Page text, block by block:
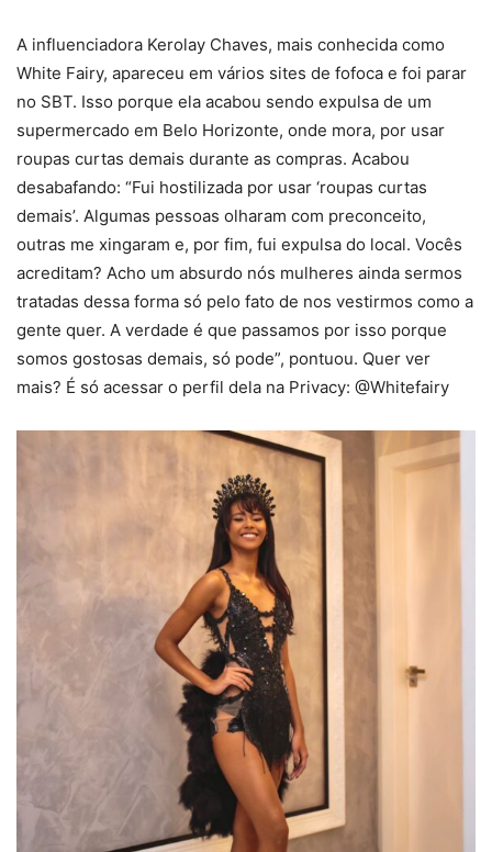
A influenciadora Kerolay Chaves, mais conhecida como
White Fairy, apareceu em vários sites de fofoca e foi parar
no SBT. Isso porque ela acabou sendo expulsa de um
supermercado em Belo Horizonte, onde mora, por usar
roupas curtas demais durante as compras. Acabou
desabafando: “Fui hostilizada por usar ‘roupas curtas
demais’. Algumas pessoas olharam com preconceito,
outras me xingaram e, por fim, fui expulsa do local. Vocês
acreditam? Acho um absurdo nós mulheres ainda sermos
tratadas dessa forma só pelo fato de nos vestirmos como a
gente quer. A verdade é que passamos por isso porque
somos gostosas demais, só pode”, pontuou. Quer ver
mais? É só acessar o perfil dela na Privacy: @Whitefairy